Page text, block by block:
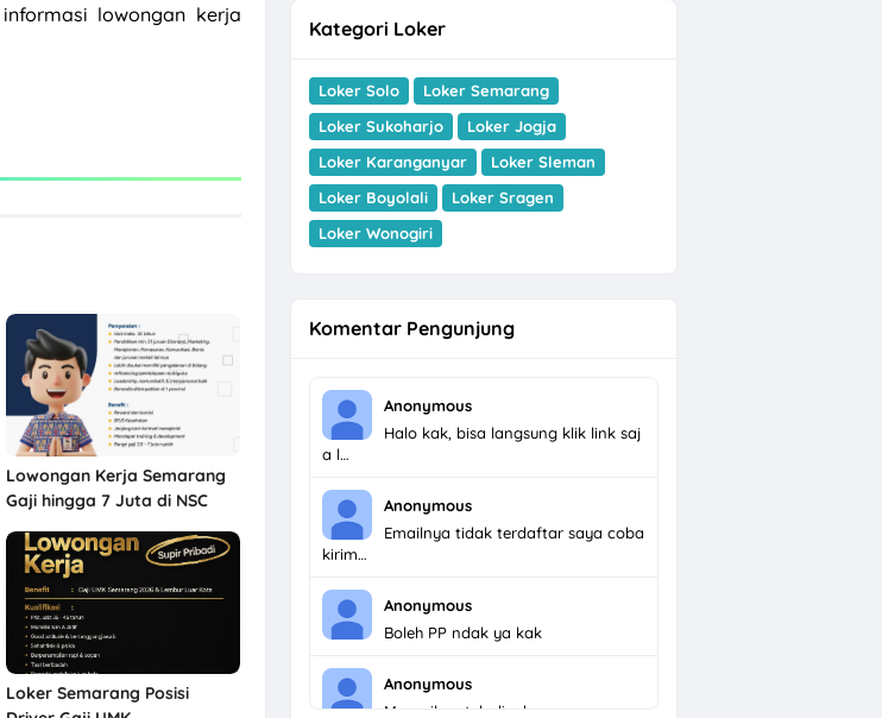
lowongan kerja
Lowongan Kerja Semarang
Gaji hingga 7 Juta di NSC
Loker Semarang Posisi
Kategori Loker
Loker Solo
Loker Semarang
Loker Sukoharjo
Loker Jogja
Loker Karanganyar
Loker Sleman
Loker Boyolali
Loker Sragen
Loker Wonogiri
Komentar Pengunjung
Anonymous
Halo kak, bisa langsung klik link saj
a l…
Anonymous
Emailnya tidak terdaftar saya coba
kirim…
Anonymous
Boleh PP ndak ya kak
Anonymous
Menarik untuk dicoba